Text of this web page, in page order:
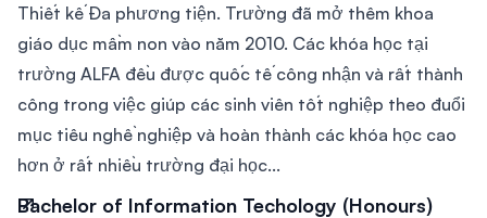
Thiết kế Đa phương tiện. Trường đã mở thêm khoa
giáo dục mầm non vào năm 2010. Các khóa học tại
trường ALFA đều được quốc tế công nhận và rất thành
công trong việc giúp các sinh viên tốt nghiệp theo đuổi
mục tiêu nghề nghiệp và hoàn thành các khóa học cao
hơn ở rất nhiều trường đại học...
Bachelor of Information Techology (Honours)